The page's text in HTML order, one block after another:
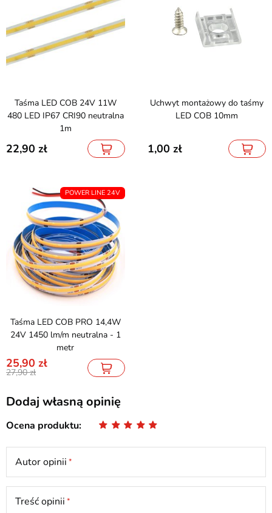
Taśma LED COB 24V 11W
480 LED IP67 CRI90 neutralna
1m
22,90
Uchwyt montażowy do taśmy
LED COB 10mm
1,00
POWER LINE 24V
Taśma LED COB PRO 14,4W
24V 1450 lm/m neutralna - 1
metr
25,90
27,90
Dodaj własną opinię
Ocena produktu
Autor opinii
Treść opinii